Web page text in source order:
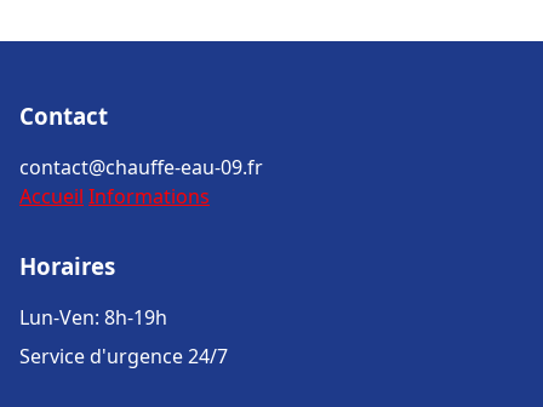
Contact
contact@chauffe-eau-09.fr
Accueil Informations
Horaires
Lun-Ven: 8h-19h
Service d'urgence 24/7